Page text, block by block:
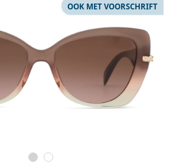
OOK MET VOORSCHRIFT